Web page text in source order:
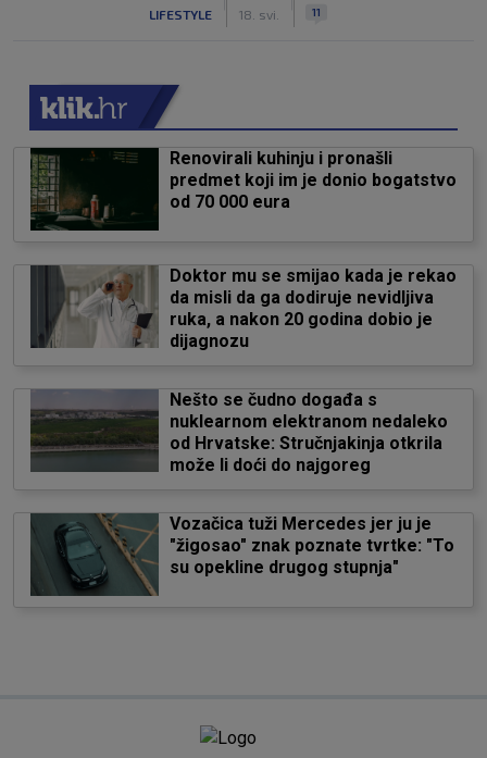
LIFESTYLE 18. svi. 11
Renovirali kuhinju i pronašli
predmet koji im je donio bogatstvo
od 70 000 eura
Doktor mu se smijao kada je rekao
da misli da ga dodiruje nevidljiva
ruka, a nakon 20 godina dobio je
dijagnozu
Nešto se čudno događa s
nuklearnom elektranom nedaleko
od Hrvatske: Stručnjakinja otkrila
može li doći do najgoreg
Vozačica tuži Mercedes jer ju je
"žigosao" znak poznate tvrtke: "To
su opekline drugog stupnja"